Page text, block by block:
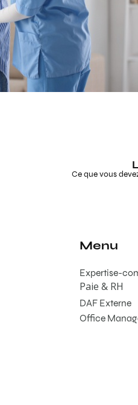
Ce que vous
Menu
Expertise-
DAF Externe
Office
Paie & RH